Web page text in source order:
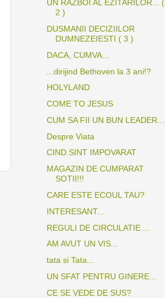
UN RAZBOI AL EZITARILOR... (
2 )
DUSMANII DECIZIILOR
DUMNEZEIESTI ( 3 )
DACA, CUMVA...
...dirijind Bethoven la 3 ani!?
HOLYLAND
COME TO JESUS
CUM SA FII UN BUN LEADER...
Despre Viata
CIND SINT IMPOVARAT
MAGAZIN DE CUMPARAT
SOTII!!!
CARE ESTE ECOUL TAU?
INTERESANT...
REGULI DE CIRCULATIE ...
AM AVUT UN VIS...
tata si Tata...
UN SFAT PENTRU GINERE...
CE SE VEDE DE SUS?